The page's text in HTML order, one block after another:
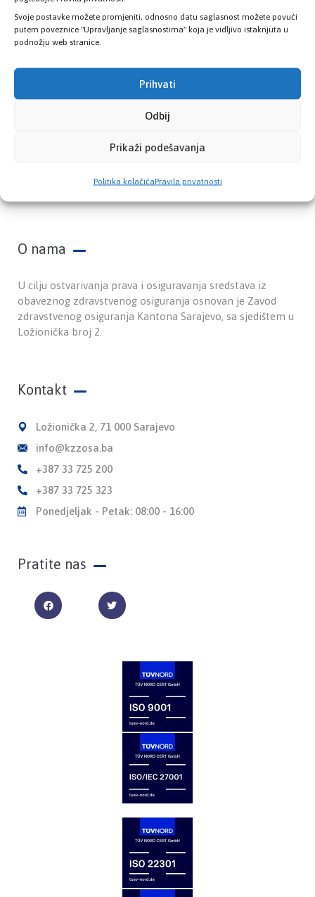
Svoje postavke možete promjeniti, odnosno datu saglasnost možete povući
putem poveznice "Upravljanje saglasnostima" koja je vidljivo istaknjuta u
podnožju web stranice.
Prihvati
Odbij
Prikaži podešavanja
Politika kolačićaPravila privatnosti
O nama
U cilju ostvarivanja prava i osiguravanja sredstava iz
obaveznog zdravstvenog osiguranja osnovan je Zavod
zdravstvenog osiguranja Kantona Sarajevo, sa sjedištem u
Ložionička broj 2.
Kontakt
Ložionička 2, 71 000 Sarajevo
info@kzzosa.ba
+387 33 725 200
+387 33 725 323
Ponedjeljak - Petak: 08:00 - 16:00
Pratite nas